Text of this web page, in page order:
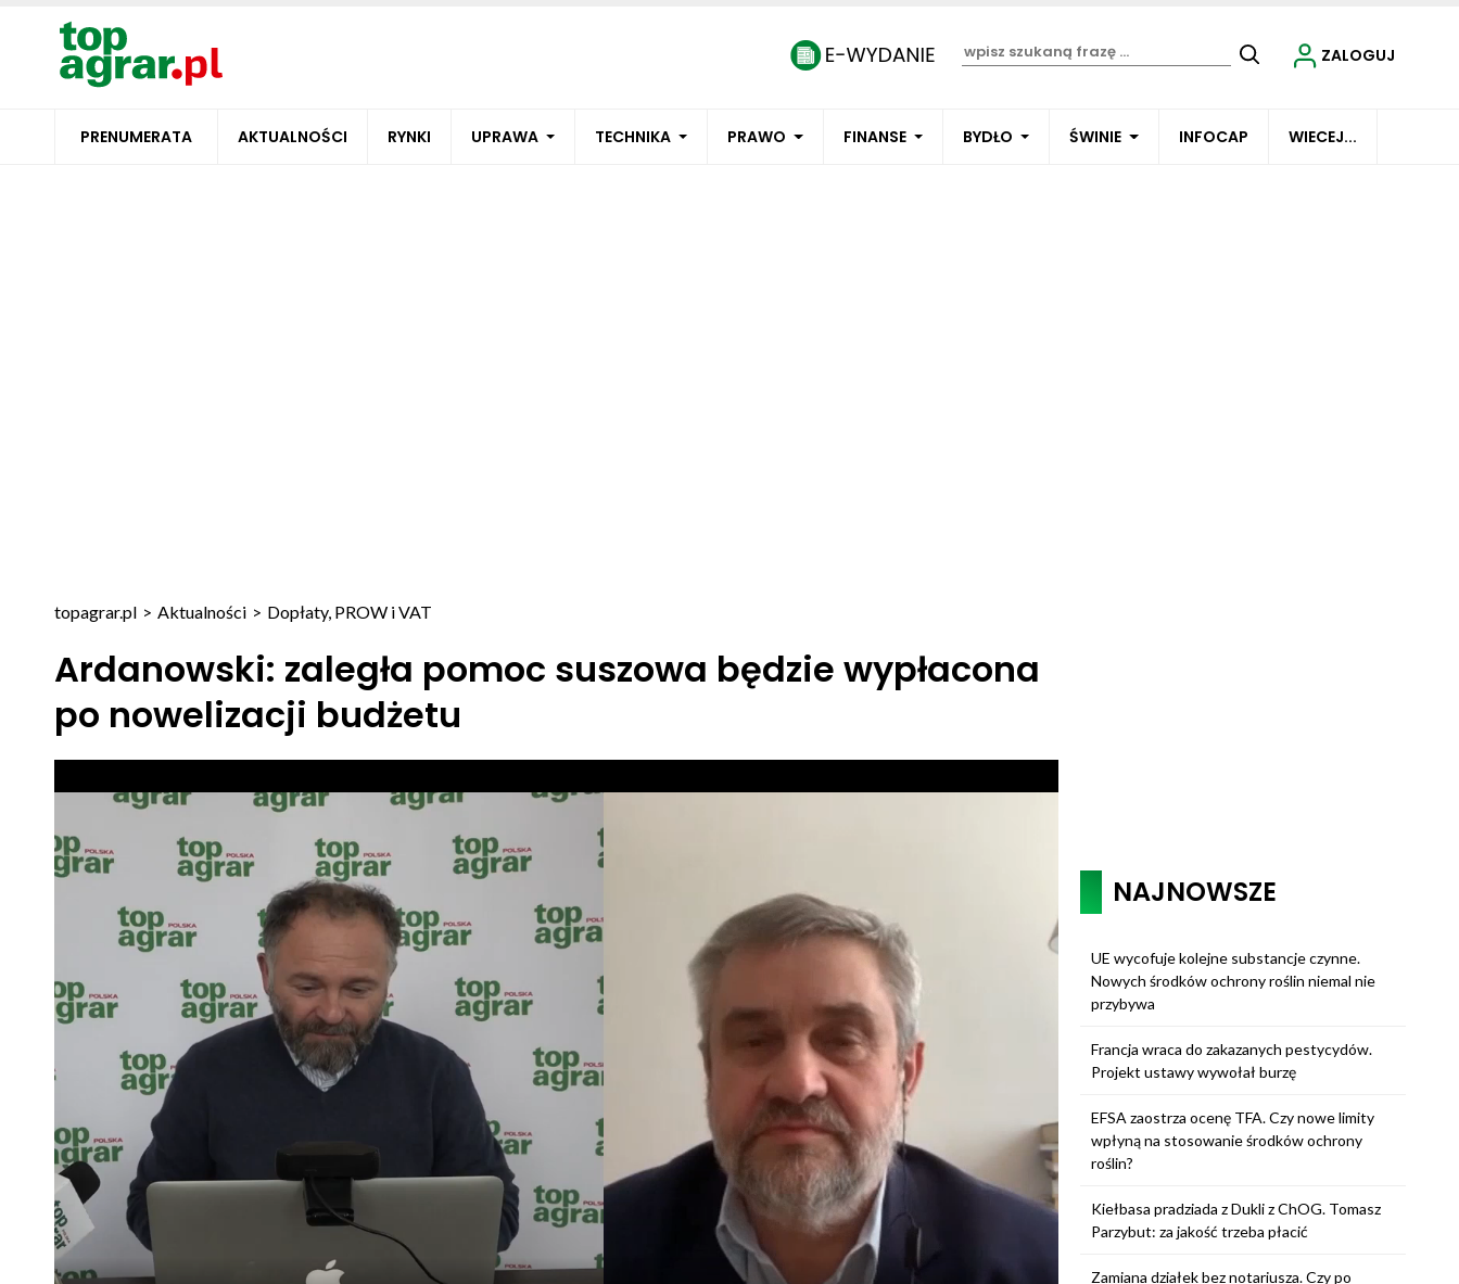
PRENUMERATA AKTUALNOŚCI RYNKI UPRAWA TECHNIKA PRAWO FINANSE BYDŁO ŚWINIE INFOCAP WIECEJ...
ZALOGUJ
topagrar.pl > Aktualności > Dopłaty, PROW i VAT
Ardanowski: zaległa pomoc suszowa będzie wypłacona
po nowelizacji budżetu
NAJNOWSZE
UE wycofuje kolejne substancje czynne.
Nowych środków ochrony roślin niemal nie
przybywa
Francja wraca do zakazanych pestycydów.
Projekt ustawy wywołał burzę
EFSA zaostrza ocenę TFA. Czy nowe limity
wpłyną na stosowanie środków ochrony
roślin?
Kiełbasa pradziada z Dukli z ChOG. Tomasz
Parzybut: za jakość trzeba płacić
Zamiana działek bez notariusza. Czy po